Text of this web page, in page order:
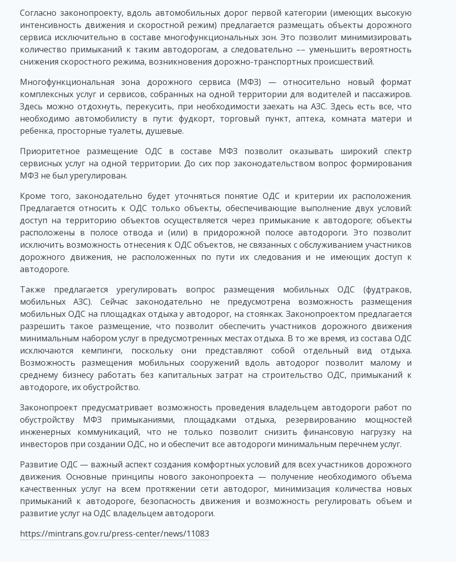
Согласно законопроекту, вдоль автомобильных дорог первой категории (имеющих высокую
интенсивность движения и скоростной режим) предлагается размещать объекты дорожного
сервиса исключительно в составе многофункциональных зон. Это позволит минимизировать
количество примыканий к таким автодорогам, а следовательно –– уменьшить вероятность
снижения скоростного режима, возникновения дорожно-транспортных происшествий.
Многофункциональная зона дорожного сервиса (МФЗ) — относительно новый формат
комплексных услуг и сервисов, собранных на одной территории для водителей и пассажиров.
Здесь можно отдохнуть, перекусить, при необходимости заехать на АЗС. Здесь есть все, что
необходимо автомобилисту в пути: фудкорт, торговый пункт, аптека, комната матери и
ребенка, просторные туалеты, душевые.
Приоритетное размещение ОДС в составе МФЗ позволит оказывать широкий спектр
сервисных услуг на одной территории. До сих пор законодательством вопрос формирования
МФЗ не был урегулирован.
Кроме того, законодательно будет уточняться понятие ОДС и критерии их расположения.
Предлагается относить к ОДС только объекты, обеспечивающие выполнение двух условий:
доступ на территорию объектов осуществляется через примыкание к автодороге; объекты
расположены в полосе отвода и (или) в придорожной полосе автодороги. Это позволит
исключить возможность отнесения к ОДС объектов, не связанных с обслуживанием участников
дорожного движения, не расположенных по пути их следования и не имеющих доступ к
автодороге.
Также предлагается урегулировать вопрос размещения мобильных ОДС (фудтраков,
мобильных АЗС). Сейчас законодательно не предусмотрена возможность размещения
мобильных ОДС на площадках отдыха у автодорог, на стоянках. Законопроектом предлагается
разрешить такое размещение, что позволит обеспечить участников дорожного движения
минимальным набором услуг в предусмотренных местах отдыха. В то же время, из состава ОДС
исключаются кемпинги, поскольку они представляют собой отдельный вид отдыха.
Возможность размещения мобильных сооружений вдоль автодорог позволит малому и
среднему бизнесу работать без капитальных затрат на строительство ОДС, примыканий к
автодороге, их обустройство.
Законопроект предусматривает возможность проведения владельцем автодороги работ по
обустройству МФЗ примыканиями, площадками отдыха, резервированию мощностей
инженерных коммуникаций, что не только позволит снизить финансовую нагрузку на
инвесторов при создании ОДС, но и обеспечит все автодороги минимальным перечнем услуг.
Развитие ОДС — важный аспект создания комфортных условий для всех участников дорожного
движения. Основные принципы нового законопроекта — получение необходимого объема
качественных услуг на всем протяжении сети автодорог, минимизация количества новых
примыканий к автодороге, безопасность движения и возможность регулировать объем и
развитие услуг на ОДС владельцем автодороги.
https://mintrans.gov.ru/press-center/news/11083